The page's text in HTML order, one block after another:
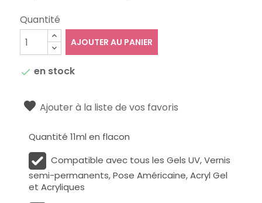
Quantité
AJOUTER AU PANIER
 en stock
Ajouter à la liste de vos favoris
Quantité 11ml en flacon
Compatible avec tous les Gels UV, Vernis
semi-permanents, Pose Américaine, Acryl Gel
et Acryliques